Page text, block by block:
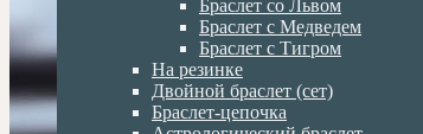
Браслет со Львом
Браслет с Медведем
Браслет с Тигром
На резинке
Двойной браслет (сет)
Браслет-цепочка